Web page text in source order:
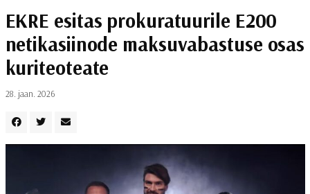
EKRE esitas prokuratuurile E200
netikasiinode maksuvabastuse osas
kuriteoteate
28. jaan. 2026